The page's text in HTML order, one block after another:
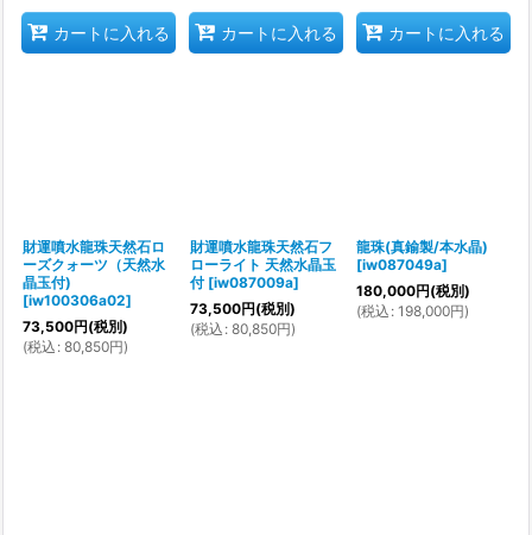
カートに入れる カートに入れる カートに入れる
財運噴水龍珠天然石ロ
ーズクォーツ（天然水
晶玉付)
[iw100306a02]
73,500円(税別)
(税込 : 80,850円)
財運噴水龍珠天然石フ
ローライト 天然水晶玉
付 [iw087009a]
73,500円(税別)
(税込 : 80,850円)
龍珠(真鍮製/本水晶)
[iw087049a]
180,000円(税別)
(税込 : 198,000円)